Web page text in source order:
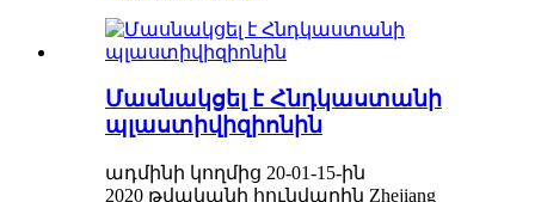
Մասնակցել է Հնդկաստանի
պլաստիվիզիոնին
ադմինի կողմից 20-01-15-ին
2020 թվականի հունվարին Zhejiang